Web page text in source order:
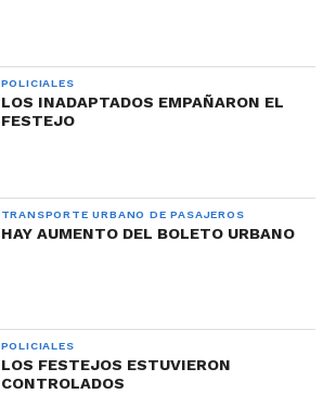
POLICIALES
LOS INADAPTADOS EMPAÑARON EL
FESTEJO
TRANSPORTE URBANO DE PASAJEROS
HAY AUMENTO DEL BOLETO URBANO
POLICIALES
LOS FESTEJOS ESTUVIERON
CONTROLADOS